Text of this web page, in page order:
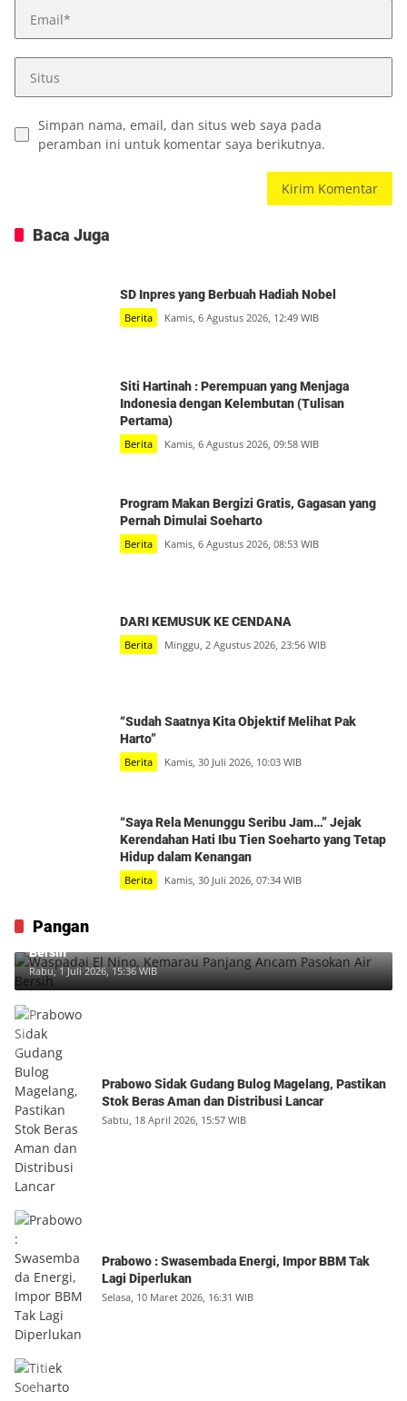
Simpan nama, email, dan situs web saya pada
peramban ini untuk komentar saya berikutnya.
Baca Juga
SD Inpres yang Berbuah Hadiah Nobel
Berita Kamis, 6 Agustus 2026, 12:49 WIB
Siti Hartinah : Perempuan yang Menjaga
Indonesia dengan Kelembutan (Tulisan
Pertama)
Berita Kamis, 6 Agustus 2026, 09:58 WIB
Program Makan Bergizi Gratis, Gagasan yang
Pernah Dimulai Soeharto
Berita Kamis, 6 Agustus 2026, 08:53 WIB
DARI KEMUSUK KE CENDANA
Berita Minggu, 2 Agustus 2026, 23:56 WIB
“Sudah Saatnya Kita Objektif Melihat Pak
Harto”
Berita Kamis, 30 Juli 2026, 10:03 WIB
“Saya Rela Menunggu Seribu Jam…” Jejak
Kerendahan Hati Ibu Tien Soeharto yang Tetap
Hidup dalam Kenangan
Berita Kamis, 30 Juli 2026, 07:34 WIB
Pangan
Waspadai El Nino, Kemarau Panjang Ancam Pasokan Air
Bersih
Rabu, 1 Juli 2026, 15:36 WIB
Prabowo Sidak Gudang Bulog Magelang, Pastikan
Stok Beras Aman dan Distribusi Lancar
Sabtu, 18 April 2026, 15:57 WIB
Prabowo : Swasembada Energi, Impor BBM Tak
Lagi Diperlukan
Selasa, 10 Maret 2026, 16:31 WIB